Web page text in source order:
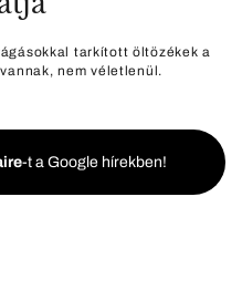
tarkított öltözékek a
nem véletlenül.
-t a Google hírekben!